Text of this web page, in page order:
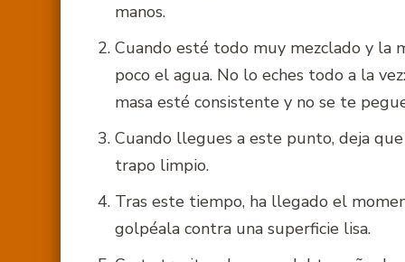
manos.
Cuando esté todo muy mezclado y la
poco el agua. No lo eches todo a la
masa esté consistente y no se te
Cuando llegues a este punto, deja
trapo limpio.
Tras este tiempo, ha llegado el
golpéala contra una superficie lisa.